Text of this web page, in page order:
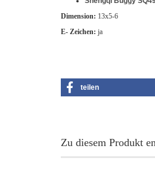
Dimension: 13x5-6
E- Zeichen: ja
teilen
Zu diesem Produkt